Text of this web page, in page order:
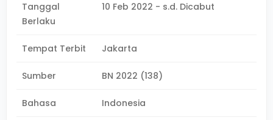
Tanggal
Berlaku
10 Feb 2022 - s.d. Dicabut
Tempat Terbit Jakarta
Sumber BN 2022 (138)
Bahasa Indonesia